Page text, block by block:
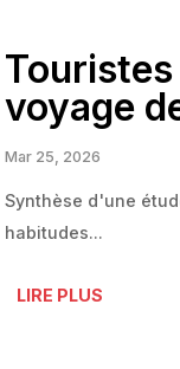
voyage
Mar 25, 2026
Synthèse d'une
habitudes...
LIRE PLUS